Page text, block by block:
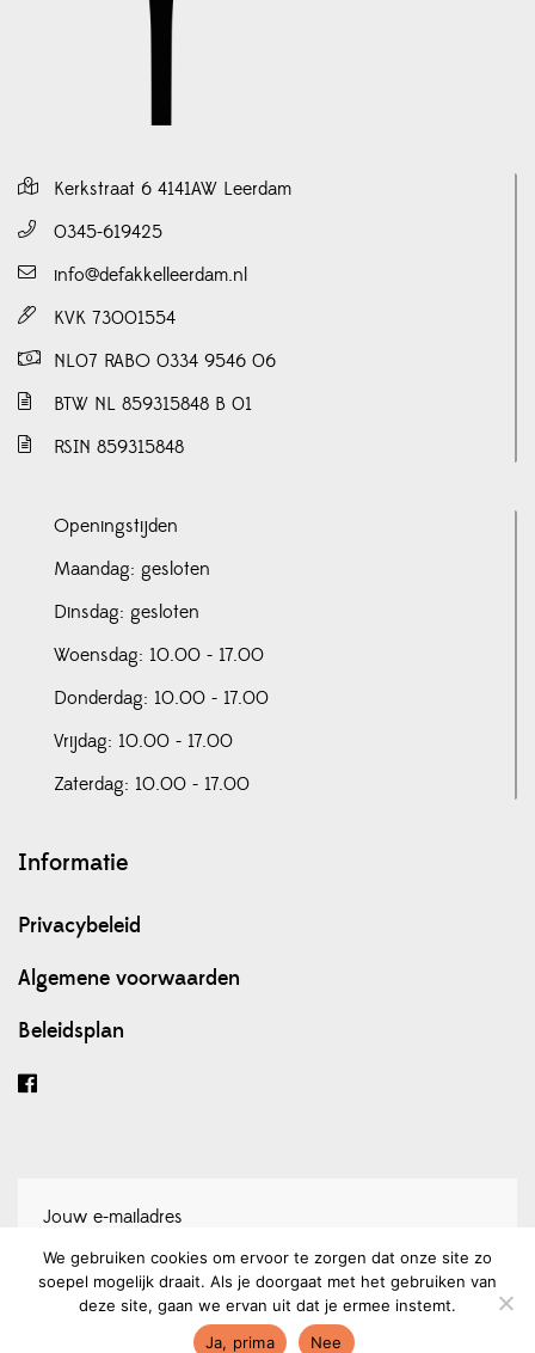
Kerkstraat 6 4141AW Leerdam
0345-619425
info@defakkelleerdam.nl
KVK 73001554
NL07 RABO 0334 9546 06
BTW NL 859315848 B 01
RSIN 859315848
Openingstijden
Maandag: gesloten
Dinsdag: gesloten
Woensdag: 10.00 - 17.00
Donderdag: 10.00 - 17.00
Vrijdag: 10.00 - 17.00
Zaterdag: 10.00 - 17.00
Informatie
Privacybeleid
Algemene voorwaarden
Beleidsplan
Schrijf je in voor onze nieuwsbrief
We gebruiken cookies om ervoor te zorgen dat onze site zo
soepel mogelijk draait. Als je doorgaat met het gebruiken van
deze site, gaan we ervan uit dat je ermee instemt.
Ja, prima
Nee